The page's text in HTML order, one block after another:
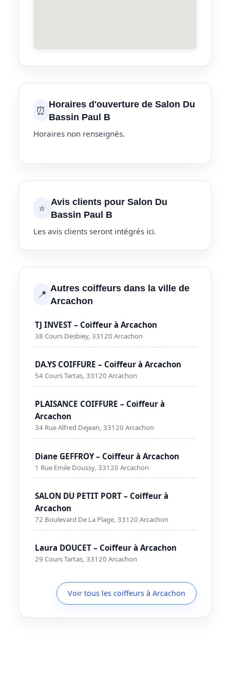
⏰ Horaires d'ouverture de Salon Du
Bassin Paul B
Horaires non renseignés.
⭐ Avis clients pour Salon Du
Bassin Paul B
Les avis clients seront intégrés ici.
📍 Autres coiffeurs dans la ville de
Arcachon
TJ INVEST – Coiffeur à Arcachon
38 Cours Desbiey, 33120 Arcachon
DA.YS COIFFURE – Coiffeur à Arcachon
54 Cours Tartas, 33120 Arcachon
PLAISANCE COIFFURE – Coiffeur à
Arcachon
34 Rue Alfred Dejean, 33120 Arcachon
Diane GEFFROY – Coiffeur à Arcachon
1 Rue Emile Doussy, 33120 Arcachon
SALON DU PETIT PORT – Coiffeur à
Arcachon
72 Boulevard De La Plage, 33120 Arcachon
Laura DOUCET – Coiffeur à Arcachon
29 Cours Tartas, 33120 Arcachon
Voir tous les coiffeurs à Arcachon